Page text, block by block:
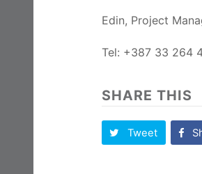
Edin, Project
Tel: +387 33 264
SHARE THIS
Tweet